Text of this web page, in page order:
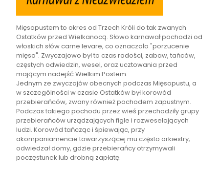
Mięsopustem to okres od Trzech Króli do tak zwanych
Ostatków przed Wielkanocą. Słowo karnawał pochodzi od
włoskich słów carne levare, co oznaczało "porzucenie
mięsa". Zwyczajowo był to czas radości, zabaw, tańców,
częstych odwiedzin, wesel, oraz ucztowania przed
mającym nadejść Wielkim Postem.
Jednym ze zwyczajów obecnych podczas Mięsopustu, a
w szczególności w czasie Ostatków był korowód
przebierańców, zwany również pochodem zapustnym.
Podczas takiego pochodu przez wieś przechodziły grupy
przebierańców urządzających figle i rozweselających
ludzi. Korowód tańcząc i śpiewając, przy
akompaniamencie towarzyszącej mu często orkiestry,
odwiedzał domy, gdzie przebierańcy otrzymywali
poczęstunek lub drobną zapłatę.